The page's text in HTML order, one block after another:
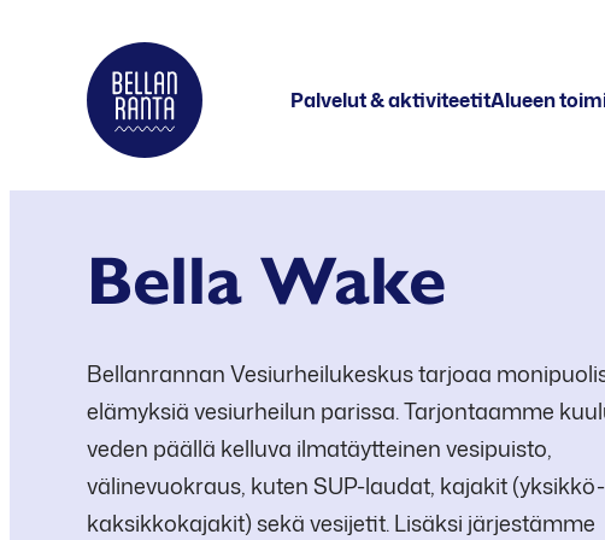
suoraan
sisältöönBellanranta
Kallaveden
Palvelut & aktiviteetitAlueen
Bella Wake
Bellanrannan Vesiurheilukeskus tarjoaa
elämyksiä vesiurheilun parissa. Tarjontaamme
veden päällä kelluva ilmatäytteinen vesipuisto,
välinevuokraus, kuten SUP-laudat, kajakit
kaksikkokajakit) sekä vesijetit. Lisäksi järjestämme